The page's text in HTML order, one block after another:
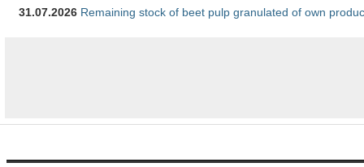
31.07.2026 Remaining stock of beet pulp granulated of own